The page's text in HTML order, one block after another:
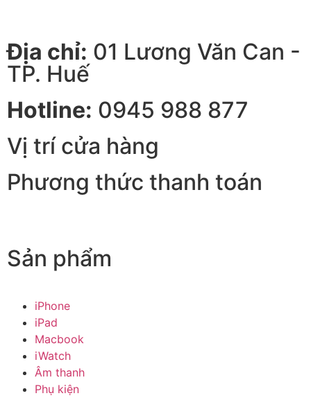
Địa chỉ: 01 Lương Văn Can -
TP. Huế
Hotline: 0945 988 877
Vị trí cửa hàng
Phương thức thanh toán
Sản phẩm
iPhone
iPad
Macbook
iWatch
Âm thanh
Phụ kiện